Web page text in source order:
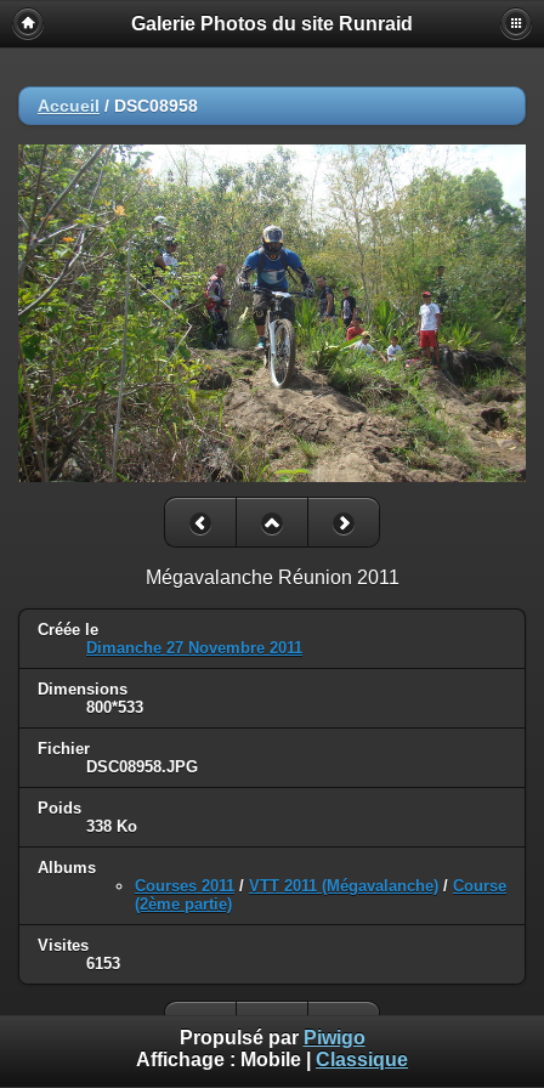
Galerie Photos du site Runraid
Accueil / DSC08958
Mégavalanche Réunion 2011
Créée le
Dimanche 27 Novembre 2011
Dimensions
800*533
Fichier
DSC08958.JPG
Poids
338 Ko
Albums
Courses 2011 / VTT 2011 (Mégavalanche) / Course
(2ème partie)
Visites
6153
Propulsé par Piwigo
Affichage : Mobile Classique